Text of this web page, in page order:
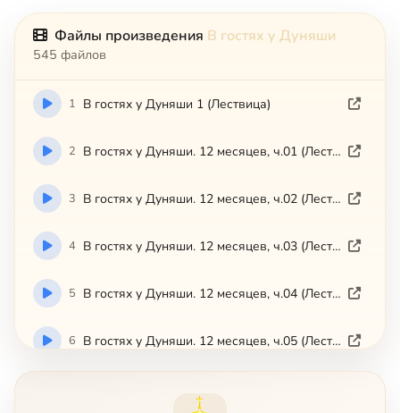
Файлы произведения В гостях у Дуняши
545 файлов
1 В гостях у Дуняши 1 (Лествица)
2 В гостях у Дуняши. 12 месяцев, ч.01 (Лествица)
3 В гостях у Дуняши. 12 месяцев, ч.02 (Лествица)
4 В гостях у Дуняши. 12 месяцев, ч.03 (Лествица)
5 В гостях у Дуняши. 12 месяцев, ч.04 (Лествица)
6 В гостях у Дуняши. 12 месяцев, ч.05 (Лествица)